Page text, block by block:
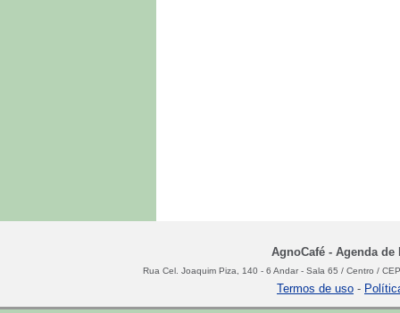
AgnoCafé - Agenda de
Rua Cel. Joaquim Piza, 140 - 6 Andar - Sala 65 / Centro /
Termos de uso -